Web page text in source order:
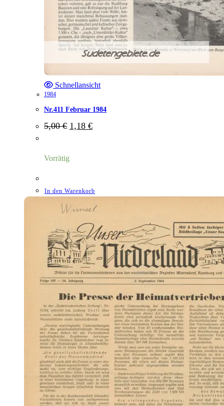
Schnellansicht
1984
Nr.411 Februar 1984
5,00€ Ursprünglicher
Preis
1,18 €Aktueller
Vorrätig
In den Warenkorb